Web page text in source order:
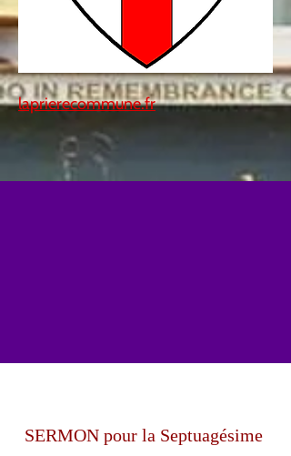
laprierecommune.fr
SERMON pour la Septuagésime